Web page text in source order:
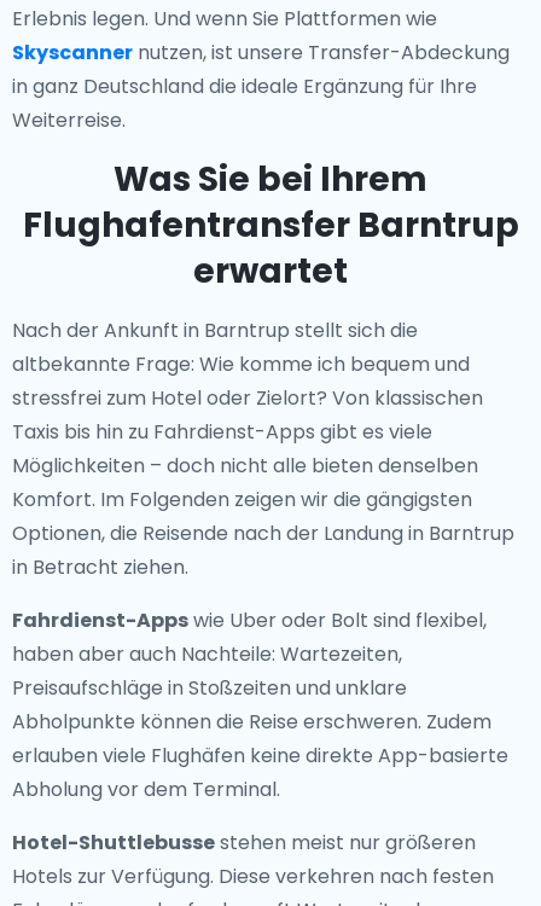
Erlebnis legen. Und wenn Sie Plattformen wie
Skyscanner nutzen, ist unsere Transfer-Abdeckung
in ganz Deutschland die ideale Ergänzung für Ihre
Weiterreise.
Was Sie bei Ihrem
Flughafentransfer Barntrup
erwartet
Nach der Ankunft in Barntrup stellt sich die
altbekannte Frage: Wie komme ich bequem und
stressfrei zum Hotel oder Zielort? Von klassischen
Taxis bis hin zu Fahrdienst-Apps gibt es viele
Möglichkeiten – doch nicht alle bieten denselben
Komfort. Im Folgenden zeigen wir die gängigsten
Optionen, die Reisende nach der Landung in Barntrup
in Betracht ziehen.
Fahrdienst-Appswie Uber oder Bolt sind flexibel,
haben aber auch Nachteile: Wartezeiten,
Preisaufschläge in Stoßzeiten und unklare
Abholpunkte können die Reise erschweren. Zudem
erlauben viele Flughäfen keine direkte App-basierte
Abholung vor dem Terminal.
Hotel-Shuttlebussestehen meist nur größeren
Hotels zur Verfügung. Diese verkehren nach festen